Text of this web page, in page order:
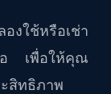
งใช้หรือเช่า
เพื่อให้คุณ
สิทธิภาพ